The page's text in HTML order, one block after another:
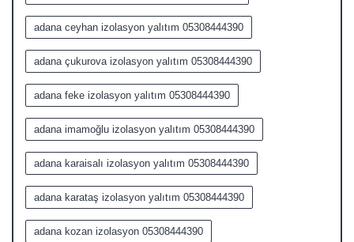
adana ceyhan izolasyon yalıtım 05308444390
adana çukurova izolasyon yalıtım 05308444390
adana feke izolasyon yalıtım 05308444390
adana imamoğlu izolasyon yalıtım 05308444390
adana karaisalı izolasyon yalıtım 05308444390
adana karataş izolasyon yalıtım 05308444390
adana kozan izolasyon 05308444390